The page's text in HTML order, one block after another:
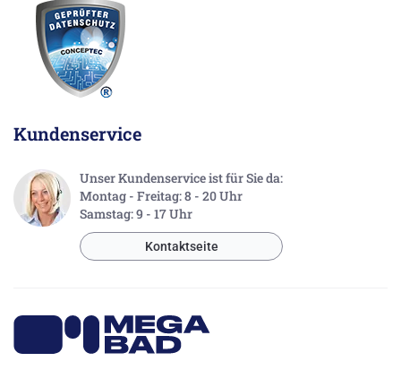
Kundenservice
Unser Kundenservice ist für Sie da:
Montag - Freitag: 8 - 20 Uhr
Samstag: 9 - 17 Uhr
Kontaktseite